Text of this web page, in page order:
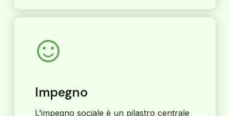
Impegno
L’impegno sociale è un pilastro centrale